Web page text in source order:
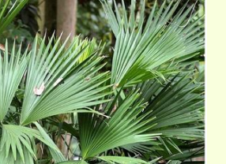
子
選
單
展
開
子
選
單